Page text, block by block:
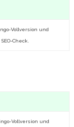
Vollversion und
Check.
Vollversion und